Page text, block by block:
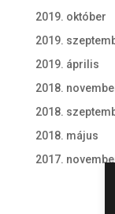
2019. október
2019.
2019. április
2018.
2018.
2018. május
2017.